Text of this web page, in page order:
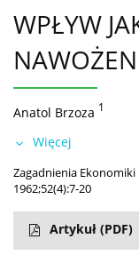
WPŁYW
Anatol Brzoza 1
Więcej
Zagadnienia
1962;52(4):7-20
Artykuł (PDF)